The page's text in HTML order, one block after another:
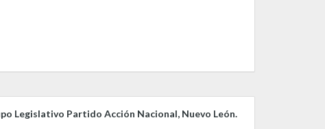
Legislativo Partido Acción Nacional, Nuevo León.